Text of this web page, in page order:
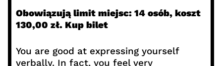
Obowiązują limit miejsc: 14 osób, koszt
130,00 zł. Kup bilet
You are good at expressing yourself
verbally. In fact, you feel very